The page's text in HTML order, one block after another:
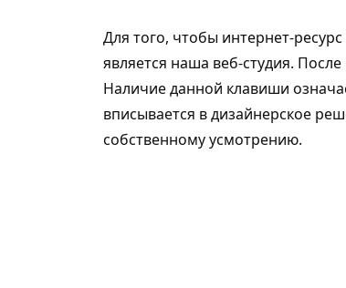
Для того, чтобы интернет-
является наша веб-студия.
Наличие данной клавиши
вписывается в дизайнерское
собственному усмотрению.